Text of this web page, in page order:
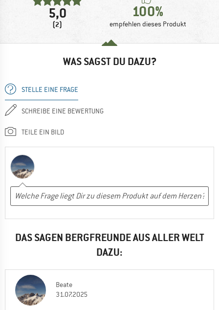
5,0
(2)
100%
empfehlen dieses Produkt
WAS SAGST DU DAZU?
STELLE EINE FRAGE
SCHREIBE EINE BEWERTUNG
TEILE EIN BILD
DAS SAGEN BERGFREUNDE AUS ALLER WELT
DAZU:
Beate
31.07.2025